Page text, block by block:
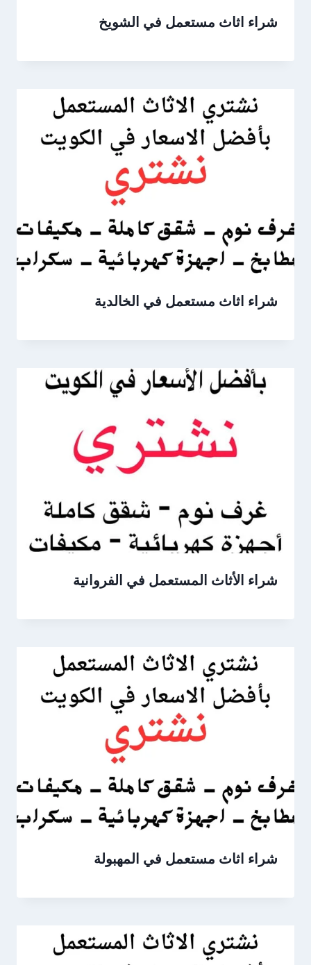
شراء اثاث مستعمل في الشويخ
شراء اثاث مستعمل في الخالدية
شراء الأثاث المستعمل في الفروانية
شراء اثاث مستعمل في المهبولة